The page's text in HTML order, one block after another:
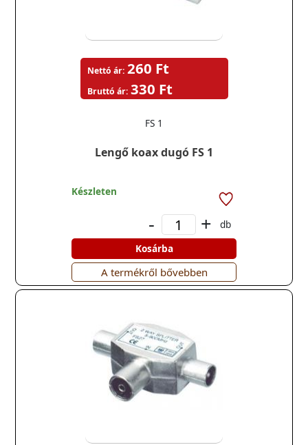
Lengő koax dugó FS 1
FS 1
Nettó ár: 260 Ft
Bruttó ár: 330 Ft
Készleten
- +
db
Kosárba
A termékről bővebben